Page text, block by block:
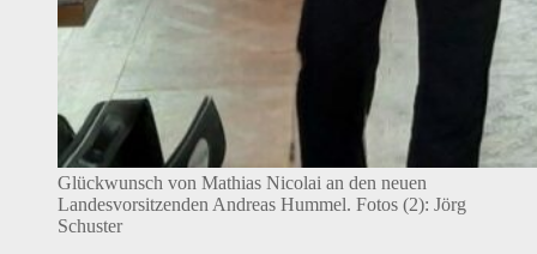
Glückwunsch von Mathias Nicolai an den neuen
Landesvorsitzenden Andreas Hummel. Fotos (2): Jörg
Schuster